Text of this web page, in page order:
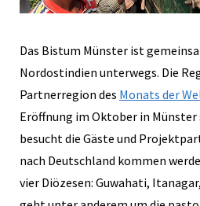
Das Bistum Münster ist
Nordostindien unterwegs. Die
Partnerregion des Monats der
Eröffnung im Oktober in
besucht die Gäste und
nach Deutschland kommen
vier Diözesen: Guwahati,